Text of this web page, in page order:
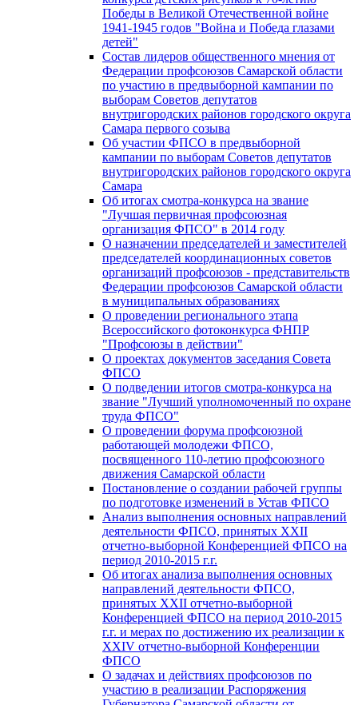
Победы в Великой Отечественной войне
1941-1945 годов "Война и Победа глазами
детей"
Состав лидеров общественного мнения от
Федерации профсоюзов Самарской области
по участию в предвыборной кампании по
выборам Советов депутатов
внутригородских районов городского округа
Самара первого созыва
Об участии ФПСО в предвыборной
кампании по выборам Советов депутатов
внутригородских районов городского округа
Самара
Об итогах смотра-конкурса на звание
"Лучшая первичная профсоюзная
организация ФПСО" в 2014 году
О назначении председателей и заместителей
председателей координационных советов
организаций профсоюзов - представительств
Федерации профсоюзов Самарской области
в муниципальных образованиях
О проведении регионального этапа
Всероссийского фотоконкурса ФНПР
"Профсоюзы в действии"
О проектах документов заседания Совета
ФПСО
О подведении итогов смотра-конкурса на
звание "Лучший уполномоченный по охране
труда ФПСО"
О проведении форума профсоюзной
работающей молодежи ФПСО,
посвященного 110-летию профсоюзного
движения Самарской области
Постановление о создании рабочей группы
по подготовке изменений в Устав ФПСО
Анализ выполнения основных направлений
деятельности ФПСО, принятых XXII
отчетно-выборной Конференцией ФПСО на
период 2010-2015 г.г.
Об итогах анализа выполнения основных
направлений деятельности ФПСО,
принятых XXII отчетно-выборной
Конференцией ФПСО на период 2010-2015
г.г. и мерах по достижению их реализации к
XXIV отчетно-выборной Конференции
ФПСО
О задачах и действиях профсоюзов по
участию в реализации Распоряжения